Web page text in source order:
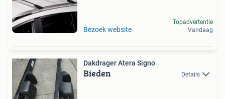
Bezoek website
Topadvertentie
Vandaag
Dakdrager Atera Signo
Bieden Details